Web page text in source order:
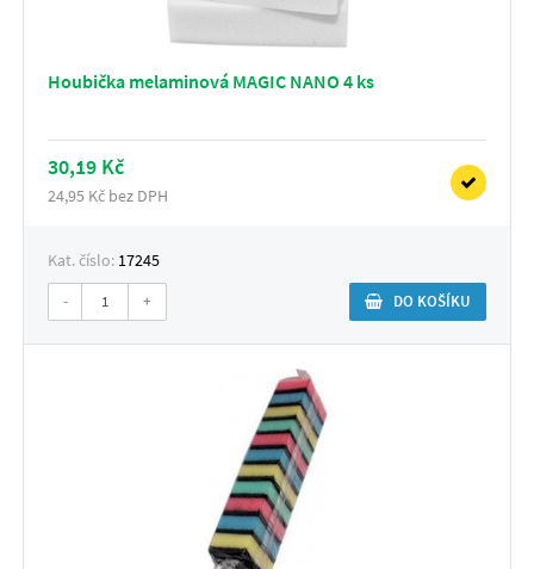
Houbička melaminová MAGIC NANO 4 ks
30,19 Kč
24,95 Kč bez DPH
Kat. číslo: 17245
- + DO KOŠÍKU